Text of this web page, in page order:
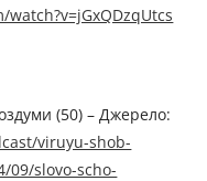
(50) – Джерелo:
viruyu-shob-
09/slovo-scho-